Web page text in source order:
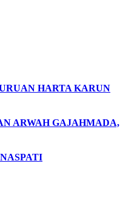
HARTA KARUN
ARWAH GAJAHMADA,